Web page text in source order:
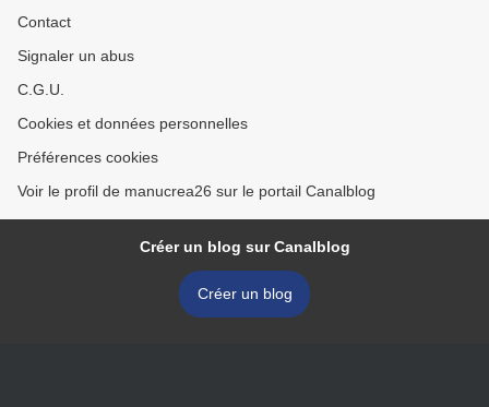
Contact
Signaler un abus
C.G.U.
Cookies et données personnelles
Préférences cookies
Voir le profil de manucrea26 sur le portail Canalblog
Créer un blog sur Canalblog
Créer un blog